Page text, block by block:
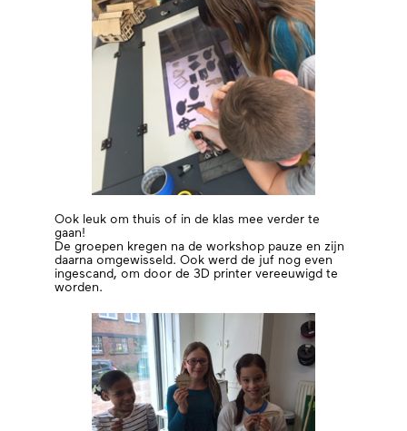
Ook leuk om thuis of in de klas mee verder te
gaan!
De groepen kregen na de workshop pauze en zijn
daarna omgewisseld. Ook werd de juf nog even
ingescand, om door de 3D printer vereeuwigd te
worden.